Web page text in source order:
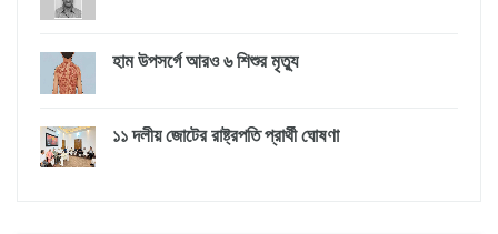
হাম উপসর্গে আরও ৬ শিশুর মৃত্যু
১১ দলীয় জোটের রাষ্ট্রপতি প্রার্থী ঘোষণা